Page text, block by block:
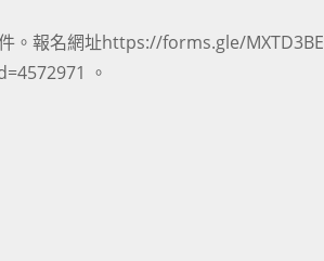
。報名網址https://forms.gle/
。